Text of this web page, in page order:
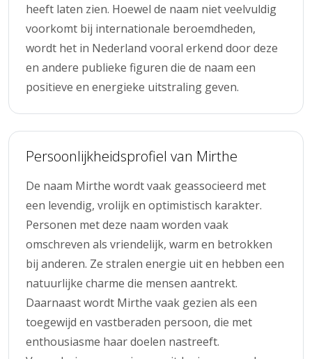
heeft laten zien. Hoewel de naam niet veelvuldig
voorkomt bij internationale beroemdheden,
wordt het in Nederland vooral erkend door deze
en andere publieke figuren die de naam een
positieve en energieke uitstraling geven.
Persoonlijkheidsprofiel van Mirthe
De naam Mirthe wordt vaak geassocieerd met
een levendig, vrolijk en optimistisch karakter.
Personen met deze naam worden vaak
omschreven als vriendelijk, warm en betrokken
bij anderen. Ze stralen energie uit en hebben een
natuurlijke charme die mensen aantrekt.
Daarnaast wordt Mirthe vaak gezien als een
toegewijd en vastberaden persoon, die met
enthousiasme haar doelen nastreeft.